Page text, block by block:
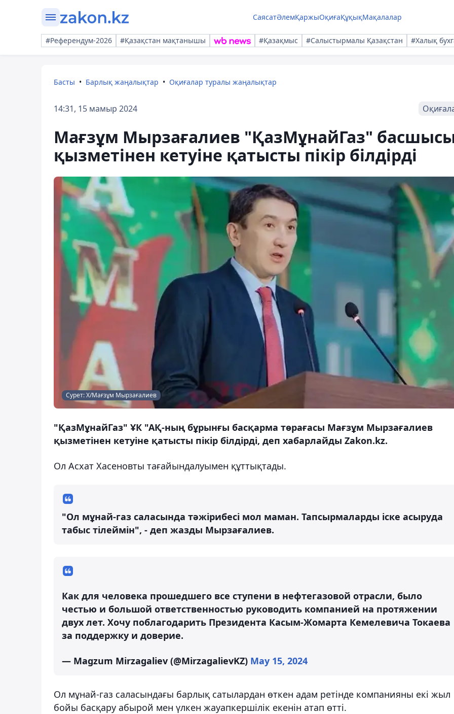
СаясатӘлемҚаржыОқиғаҚұқықМақалалар
#Референдум-2026 #Қазақстан мақтанышы #Қазақмыс #Салыстырмалы Қазақстан #Халық
Басты Барлық жаңалықтар Оқиғалар туралы жаңалықтар
14:31, 15 мамыр 2024
Мағзұм Мырзағалиев "ҚазМұнайГаз"
қызметінен кетуіне қатысты пікір білдірді
Сурет: X/Мағзұм Мырзағалиев
"ҚазМұнайГаз" ҰК "АҚ-ның бұрынғы басқарма төрағасы Мағзұм Мырзағалиев
қызметінен кетуіне қатысты пікір білдірді, деп хабарлайды Zakon.kz.
Ол Асхат Хасеновты тағайындалуымен құттықтады.
"Ол мұнай-газ саласында тәжірибесі мол маман. Тапсырмаларды іске асыруда
табыс тілеймін", - деп жазды Мырзағалиев.
Как для человека прошедшего все ступени в нефтегазовой отрасли, было
честью и большой ответственностью руководить компанией на протяжении
двух лет. Хочу поблагодарить Президента Касым-Жомарта Кемелевича Токаева
за поддержку и доверие.
— Magzum Mirzagaliev (@MirzagalievKZ) May 15, 2024
Ол мұнай-газ саласындағы барлық сатылардан өткен адам ретінде компанияны екі жыл
бойы басқару абырой мен үлкен жауапкершілік екенін атап өтті.